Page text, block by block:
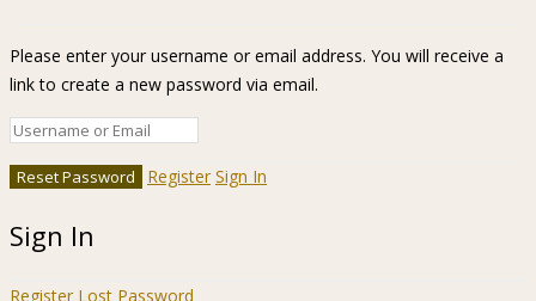
Please enter your username or email address. You will receive a
link to create a new password via email.
Register Sign In
Sign In
Register Lost Password